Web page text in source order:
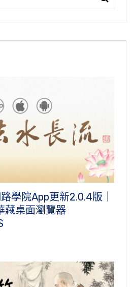
學院App更新2.0.4版｜
藏桌面瀏覽器